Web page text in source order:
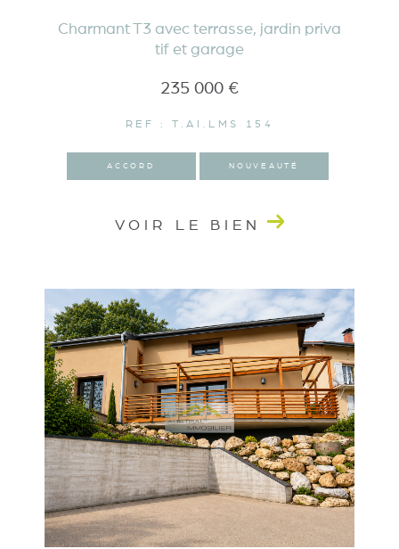
Charmant T3 avec terrasse, jardin priva
tif et garage
235 000 €
REF : T.AI.LMS 154
ACCORD NOUVEAUTÉ
VOIR LE BIEN